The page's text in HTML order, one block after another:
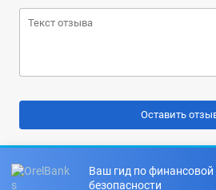
Ваш гид по финансовой
безопасности